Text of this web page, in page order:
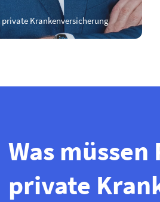
private Kranken­versicherung
Was
private